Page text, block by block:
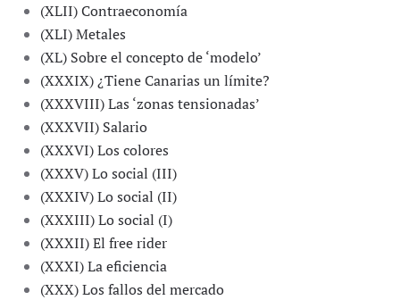
(XLII) Contraeconomía
(XLI) Metales
(XL) Sobre el concepto de ‘modelo’
(XXXIX) ¿Tiene Canarias un límite?
(XXXVIII) Las ‘zonas tensionadas’
(XXXVII) Salario
(XXXVI) Los colores
(XXXV) Lo social (III)
(XXXIV) Lo social (II)
(XXXIII) Lo social (I)
(XXXII) El free rider
(XXXI) La eficiencia
(XXX) Los fallos del mercado